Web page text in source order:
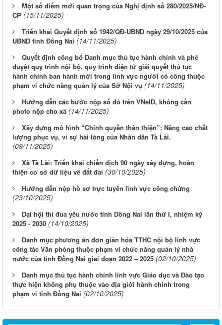
Một số điểm mới quan trọng của Nghị định số 280/2025/NĐ-
CP (15/11/2025)
Triển khai Quyết định số 1942/QĐ-UBND ngày 29/10/2025 của
UBND tỉnh Đồng Nai (14/11/2025)
Quyết định công bố Danh mục thủ tục hành chính và phê
duyệt quy trình nội bộ, quy trình điện tử giải quyết thủ tục
hành chính ban hành mới trong lĩnh vực người có công thuộc
phạm vi chức năng quản lý của Sở Nội vụ (14/11/2025)
Hướng dẫn các bước nộp sổ đỏ trên VNeID, không cần
photo nộp cho xã (14/11/2025)
Xây dựng mô hình “Chính quyền thân thiện”: Nâng cao chất
lượng phục vụ, vì sự hài lòng của Nhân dân Tà Lài.
(09/11/2025)
Xã Tà Lài: Triển khai chiến dịch 90 ngày xây dựng, hoàn
thiện cơ sở dữ liệu về đất đai (30/10/2025)
Hướng dẫn nộp hồ sơ trực tuyến lĩnh vực công chứng
(23/10/2025)
Đại hội thi đua yêu nước tỉnh Đồng Nai lần thứ I, nhiệm kỳ
2025 - 2030 (14/10/2025)
Danh mục phương án đơn giản hóa TTHC nội bộ lĩnh vực
công tác Văn phòng thuộc phạm vi chức năng quản lý nhà
nước của tỉnh Đồng Nai giai đoạn 2022 – 2025 (02/10/2025)
Danh mục thủ tục hành chính lĩnh vực Giáo dục và Đào tạo
thực hiện không phụ thuộc vào địa giới hành chính trong
phạm vi tỉnh Đồng Nai (02/10/2025)